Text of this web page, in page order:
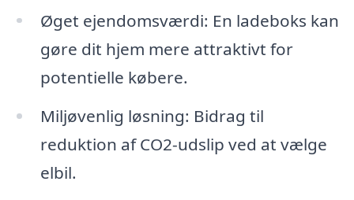
Øget ejendomsværdi: En ladeboks kan
gøre dit hjem mere attraktivt for
potentielle købere.
Miljøvenlig løsning: Bidrag til
reduktion af CO2-udslip ved at vælge
elbil.